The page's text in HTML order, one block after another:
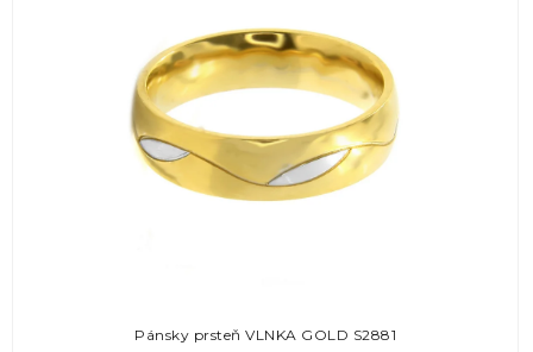
Pánsky prsteň VLNKA GOLD S2881